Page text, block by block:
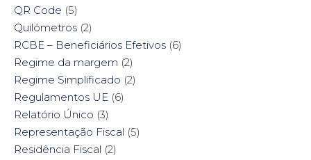
QR Code (5)
Quilómetros (2)
RCBE – Beneficiários Efetivos (6)
Regime da margem (2)
Regime Simplificado (2)
Regulamentos UE (6)
Relatório Único (3)
Representação Fiscal (5)
Residência Fiscal (2)